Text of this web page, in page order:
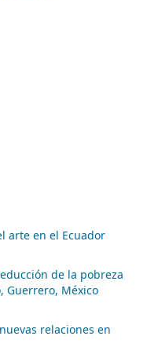
arte en el Ecuador
de la pobreza
Guerrero, México
relaciones en